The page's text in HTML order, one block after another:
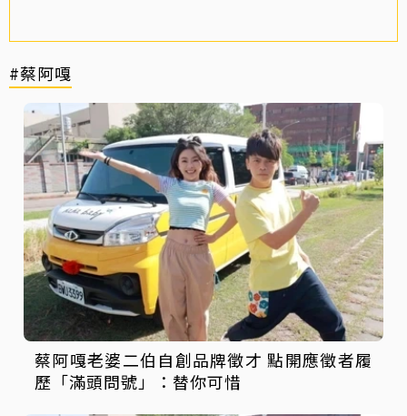
#蔡阿嘎
蔡阿嘎老婆二伯自創品牌徵才 點開應徵者履
歷「滿頭問號」：替你可惜